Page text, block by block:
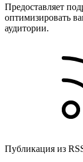
Предоставляет
оптимизировать
аудитории.
Публикация из